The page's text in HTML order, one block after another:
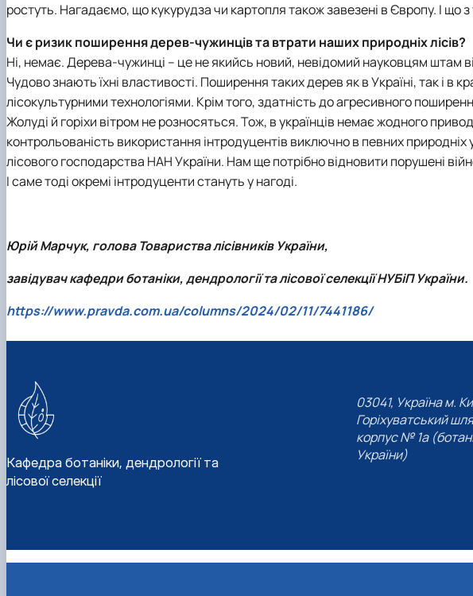
ростуть. Нагадаємо, що кукурудза чи картопля також завезені в Європу. І що з
Чи є ризик поширення дерев-чужинців та втрати наших природніх лісів?
Ні, немає. Дерева-чужинці – це не якийсь новий, невідомий науковцям штам
Чудово знають їхні властивості. Поширення таких дерев як в Україні, так і в
лісокультурними технологіями. Крім того, здатність до агресивного
Жолуді й горіхи вітром не розносяться. Тож, в українців немає жодного
контрольованість використання інтродуцентів виключно в певних
лісового господарства НАН України. Нам ще потрібно відновити порушені
І саме тоді окремі інтродуценти стануть у нагоді.
Юрій Марчук, голова Товариства лісівників України,
завідувач кафедри ботаніки, дендрології та лісової селекції НУБіП України.
https://www.pravda.com.ua/columns/2024/02/11/7441186/
Кафедра ботаніки, дендрології та
лісової селекції
03041, Україна м.
Горіхуватський
корпус № 1а
України)